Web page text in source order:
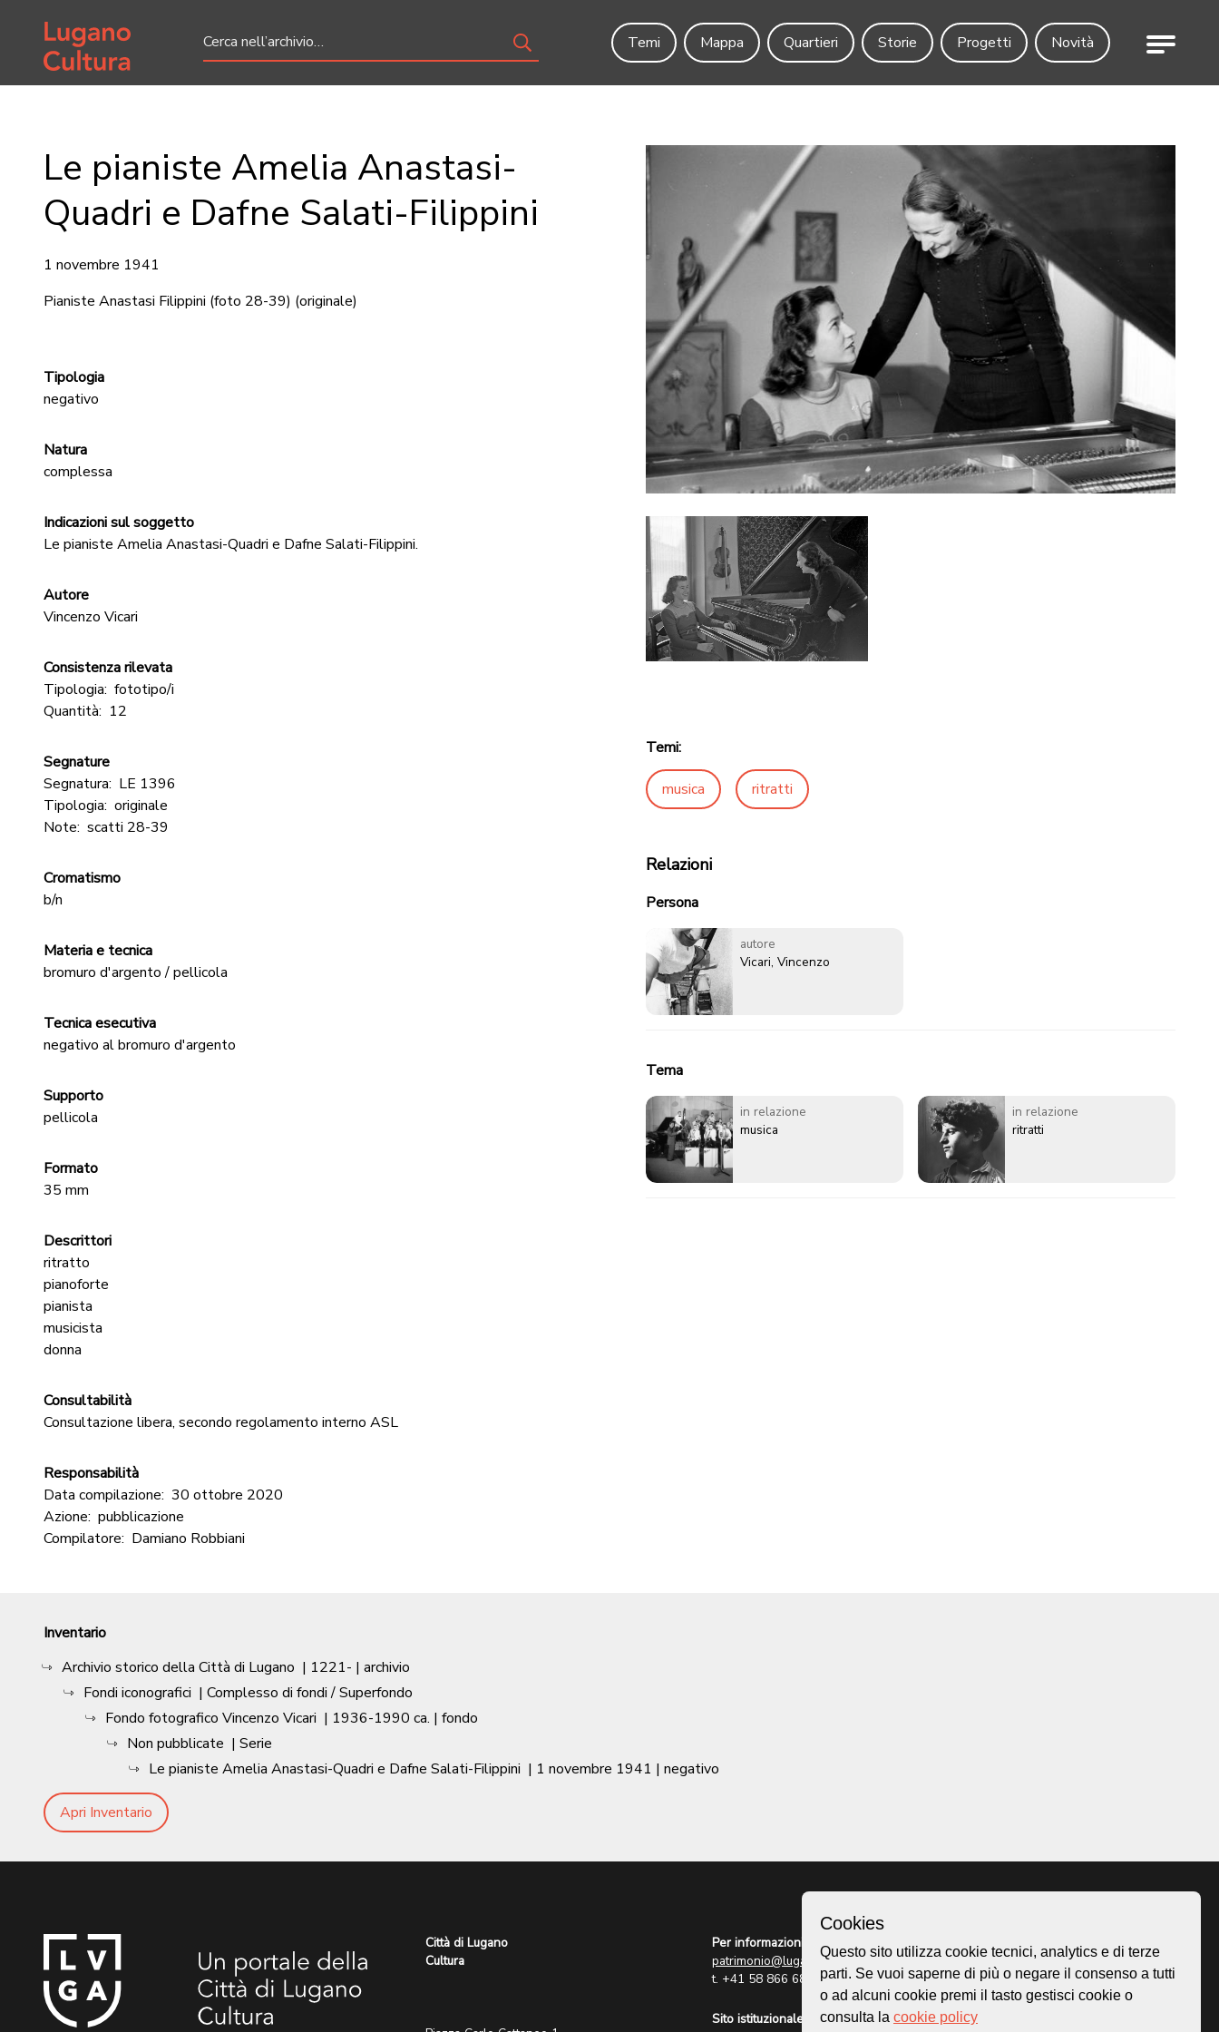
Home page
Temi
Mappa Quartieri Storie Progetti Novità Menu
Le pianiste Amelia Anastasi-
Quadri e Dafne Salati-Filippini
1 novembre 1941
Pianiste Anastasi Filippini (foto 28-39) (originale)
Tipologia
negativo
Natura
complessa
Indicazioni sul soggetto
Le pianiste Amelia Anastasi-Quadri e Dafne Salati-Filippini.
Autore
Vincenzo Vicari
Consistenza rilevata
Tipologia: fototipo/i
Quantità: 12
Segnature
Segnatura: LE 1396
Tipologia: originale
Note: scatti 28-39
Cromatismo
b/n
Materia e tecnica
bromuro d'argento / pellicola
Tecnica esecutiva
negativo al bromuro d'argento
Supporto
pellicola
Formato
35 mm
Descrittori
ritratto
pianoforte
pianista
musicista
donna
Consultabilità
Consultazione libera, secondo regolamento interno ASL
Responsabilità
Data compilazione: 30 ottobre 2020
Azione: pubblicazione
Compilatore: Damiano Robbiani
Temi:
musica ritratti
Relazioni
Persona
autore
Vicari, Vincenzo
Tema
in relazione
musica
in relazione
ritratti
Inventario
Archivio storico della Città di Lugano | 1221- | archivio
Fondi iconografici | Complesso di fondi / Superfondo
Fondo fotografico Vincenzo Vicari | 1936-1990 ca. | fondo
Non pubblicate | Serie
Le pianiste Amelia Anastasi-Quadri e Dafne Salati-Filippini | 1 novembre 1941 | negativo
Apri Inventario
Città di Lugano
Cultura
Per informazioni:
patrimonio@lugano.ch
t. +41 58 866 68 50
Sito istituzionale:
Homepage
Mappa
Storie
Cookies
Questo sito utilizza cookie tecnici, analytics e di terze
parti. Se vuoi saperne di più o negare il consenso a tutti
o ad alcuni cookie premi il tasto gestisci cookie o
consulta la cookie policy